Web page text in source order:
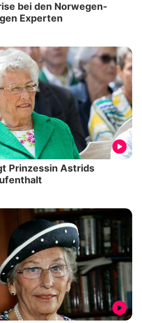
bei den Norwegen-
Experten
Prinzessin Astrids